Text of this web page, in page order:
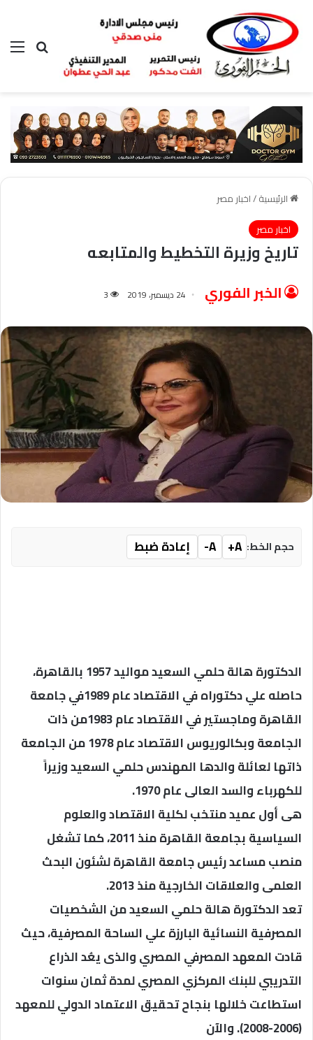
بحث عن
الرئيسية/اخبار مصر
اخبار مصر
تاريخ وزيرة التخطيط والمتابعه
الخبر الفوري 24 ديسمبر، 2019 3
حجم الخط: A+
A- إعادة ضبط
الدكتورة هالة حلمي السعيد مواليد 1957 بالقاهرة،
حاصله علي دكتوراه في الاقتصاد عام 1989في جامعة
القاهرة وماجستير في الاقتصاد عام 1983من ذات
الجامعة وبكالوريوس الاقتصاد عام 1978 من الجامعة
ذاتها لعائلة والدها المهندس حلمي السعيد وزيراً
للكهرباء والسد العالى عام 1970.
هى أول عميد منتخب لكلية الاقتصاد والعلوم
السياسية بجامعة القاهرة منذ 2011، كما تشغل
منصب مساعد رئيس جامعة القاهرة لشئون البحث
العلمى والعلاقات الخارجية منذ 2013.
تعد الدكتورة هالة حلمي السعيد من الشخصيات
المصرفية النسائية البارزة علي الساحة المصرفية، حيث
قادت المعهد المصرفي المصري والذى يعُد الذراع
التدريبي للبنك المركزي المصري لمدة ثمان سنوات
استطاعت خلالها بنجاح تحقيق الاعتماد الدولي للمعهد
(2006-2008). والآن